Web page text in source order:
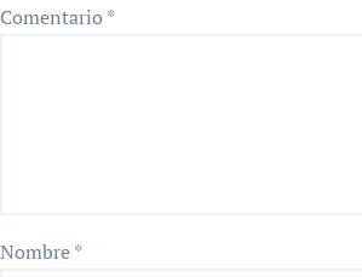
Comentario *
Nombre*